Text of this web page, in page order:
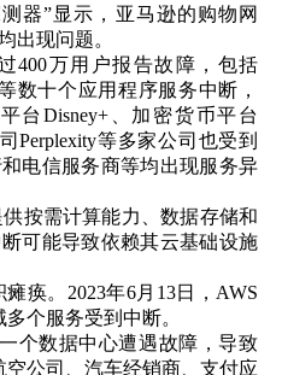
器”显示，亚马逊的购物网
出现问题。
400万用户报告故障，包括
数十个应用程序服务中断，
台Disney+、加密货币平台
Perplexity等多家公司也受到
电信服务商等均出现服务异
按需计算能力、数据存储和
可能导致依赖其云基础设施
痪。2023年6月13日，AWS
个服务受到中断。
个数据中心遭遇故障，导致
公司、汽车经销商、支付应